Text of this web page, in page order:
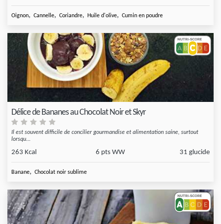
Oignon, Cannelle, Coriandre, Huile d'olive, Cumin en poudre
Délice de Bananes au Chocolat Noir et Skyr
Il est souvent difficile de concilier gourmandise et alimentation saine, surtout
lorsqu...
263 Kcal 6 pts WW 31 glucide
Banane, Chocolat noir sublime